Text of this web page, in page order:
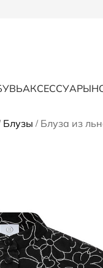
АКСЕССУАРЫ
Блузы / Блуза из